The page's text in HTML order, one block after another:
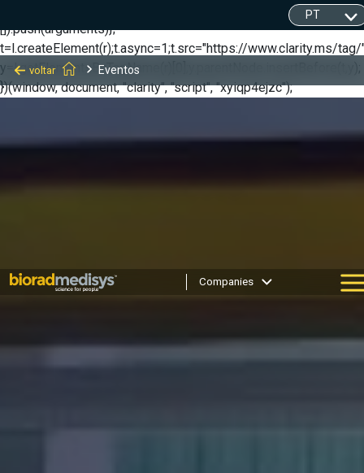
(function(c,l,a,r,i,t,y){ c[a]=c[a]||function(){(c[a].q=c[a].q||
[]).push(arguments)};
t=l.createElement(r);t.async=1;t.src="https://www.clarity.ms/tag/
y=l.getElementsByTagName(r)[0];y.parentNode.insertBefore(t,y);
})(window, document, "clarity", "script", "xyiqp4ejzc");
Companies
voltar Eventos